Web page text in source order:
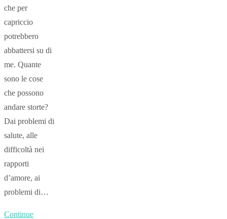
che per
capriccio
potrebbero
abbattersi su di
me. Quante
sono le cose
che possono
andare storte?
Dai problemi di
salute, alle
difficoltà nei
rapporti
d’amore, ai
problemi di…
Continue